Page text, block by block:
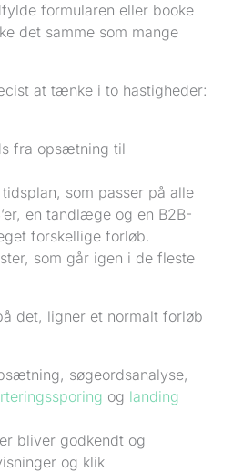
formularen eller booke
det samme som mange
at tænke i to hastigheder:
fra opsætning til
som passer på alle
en tandlæge og en B2B-
forskellige forløb.
som går igen i de fleste
det, ligner et normalt forløb
søgeordsanalyse,
og landing
bliver godkendt og
og klik